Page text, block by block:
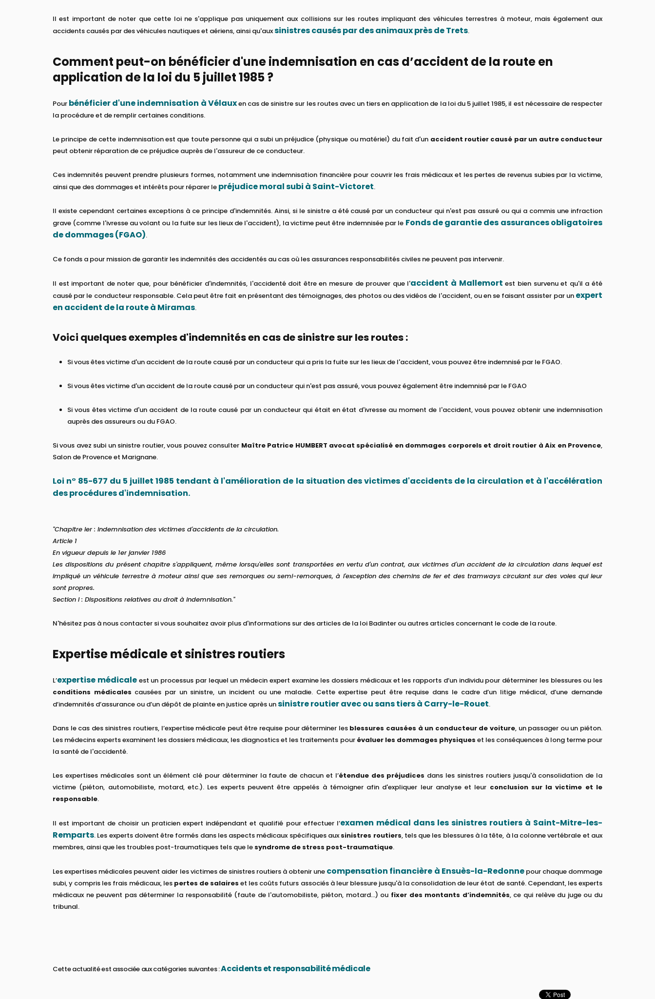
Il est important de noter que cette loi ne s'applique pas uniquement aux collisions sur les routes impliquant des véhicules terrestres à moteur, mais également aux
accidents causés par des véhicules nautiques et aériens, ainsi qu'auxsinistres causés par des animaux près de Trets.
Comment peut-on bénéficier d'une indemnisation en cas d’accident de la route en
application de la loi du 5 juillet 1985 ?
Pour bénéficier d'une indemnisation à Vélauxen cas de sinistre sur les routes avec un tiers en application de la loi du 5 juillet 1985, il est nécessaire de respecter
la procédure et de remplir certaines conditions.
Le principe de cette indemnisation est que toute personne qui a subi un préjudice (physique ou matériel) du fait d'un accident routier causé par un autre conducteur
peut obtenir réparation de ce préjudice auprès de l'assureur de ce conducteur.
Ces indemnités peuvent prendre plusieurs formes, notamment une indemnisation financière pour couvrir les frais médicaux et les pertes de revenus subies par la victime,
ainsi que des dommages et intérêts pour réparer le préjudice moral subi à Saint-Victoret.
Il existe cependant certaines exceptions à ce principe d'indemnités. Ainsi, si le sinistre a été causé par un conducteur qui n'est pas assuré ou qui a commis une infraction
grave (comme l'ivresse au volant ou la fuite sur les lieux de l'accident), la victime peut être indemnisée par le Fonds de garantie des assurances obligatoires
de dommages (FGAO).
Ce fonds a pour mission de garantir les indemnités des accidentés au cas où les assurances responsabilités civiles ne peuvent pas intervenir.
Il est important de noter que, pour bénéficier d'indemnités, l'accidenté doit être en mesure de prouver que l'accident à Mallemort est bien survenu et qu'il a été
causé par le conducteur responsable. Cela peut être fait en présentant des témoignages, des photos ou des vidéos de l'accident, ou en se faisant assister par un expert
en accident de la route à Miramas.
Voici quelques exemples d'indemnités en cas de sinistre sur les routes :
Si vous êtes victime d'un accident de la route causé par un conducteur qui a pris la fuite sur les lieux de l'accident, vous pouvez être indemnisé par le FGAO.
Si vous êtes victime d'un accident de la route causé par un conducteur qui n'est pas assuré, vous pouvez également être indemnisé par le FGAO
Si vous êtes victime d'un accident de la route causé par un conducteur qui était en état d'ivresse au moment de l'accident, vous pouvez obtenir une indemnisation
auprès des assureurs ou du FGAO.
Si vous avez subi un sinistre routier, vous pouvez consulter Maître Patrice HUMBERT avocat spécialisé en dommages corporels et droit routier à Aix en Provence,
Salon de Provence et Marignane.
Loi n° 85-677 du 5 juillet 1985 tendant à l'amélioration de la situation des victimes d'accidents de la circulation et à l'accélération
des procédures d'indemnisation.
"Chapitre Ier : Indemnisation des victimes d'accidents de la circulation.
Article 1
En vigueur depuis le 1er janvier 1986
Les dispositions du présent chapitre s'appliquent, même lorsqu'elles sont transportées en vertu d'un contrat, aux victimes d'un accident de la circulation dans lequel est
impliqué un véhicule terrestre à moteur ainsi que ses remorques ou semi-remorques, à l'exception des chemins de fer et des tramways circulant sur des voies qui leur
sont propres.
Section I : Dispositions relatives au droit à indemnisation."
N'hésitez pas à nous contacter si vous souhaitez avoir plus d'informations sur des articles de la loi Badinter ou autres articles concernant le code de la route.
Expertise médicale et sinistres routiers
L’expertise médicaleest un processus par lequel un médecin expert examine les dossiers médicaux et les rapports d’un individu pour déterminer les blessures ou les
conditions médicales causées par un sinistre, un incident ou une maladie. Cette expertise peut être requise dans le cadre d’un litige médical, d’une demande
d’indemnités d’assurance ou d’un dépôt de plainte en justice après unsinistre routier avec ou sans tiers à Carry-le-Rouet.
Dans le cas des sinistres routiers, l’expertise médicale peut être requise pour déterminer les blessures causées à un conducteur de voiture, un passager ou un piéton.
Les médecins experts examinent les dossiers médicaux, les diagnostics et les traitements pour évaluer les dommages physiques et les conséquences à long terme pour
la santé de l'accidenté.
Les expertises médicales sont un élément clé pour déterminer la faute de chacun et l’étendue des préjudices dans les sinistres routiers jusqu'à consolidation de la
victime (piéton, automobiliste, motard, etc.). Les experts peuvent être appelés à témoigner afin d'expliquer leur analyse et leur conclusion sur la victime et le
responsable.
Il est important de choisir un praticien expert indépendant et qualifié pour effectuer l’examen médical dans les sinistres routiers à Saint-Mitre-les-
Remparts. Les experts doivent être formés dans les aspects médicaux spécifiques auxsinistres routiers, tels que les blessures à la tête, à la colonne vertébrale et aux
membres, ainsi que les troubles post-traumatiques tels que le syndrome de stress post-traumatique.
Les expertises médicales peuvent aider les victimes de sinistres routiers à obtenir une compensation financière à Ensuès-la-Redonnepour chaque dommage
subi, y compris les frais médicaux, les pertes de salaires et les coûts futurs associés à leur blessure jusqu'à la consolidation de leur état de santé. Cependant, les experts
médicaux ne peuvent pas déterminer la responsabilité (faute de l'automobiliste, piéton, motard...) ou fixer des montants d’indemnités, ce qui relève du juge ou du
tribunal.
Cette actualité est associée aux catégories suivantes :Accidents et responsabilité médicale